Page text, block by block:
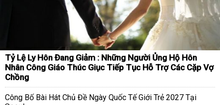
Tỷ Lệ Ly Hôn Đang Giảm : Những Người Ủng Hộ Hôn
Nhân Công Giáo Thúc Giục Tiếp Tục Hỗ Trợ Các Cặp Vợ
Chồng
Công Bố Bài Hát Chủ Đề Ngày Quốc Tế Giới Trẻ 2027 Tại